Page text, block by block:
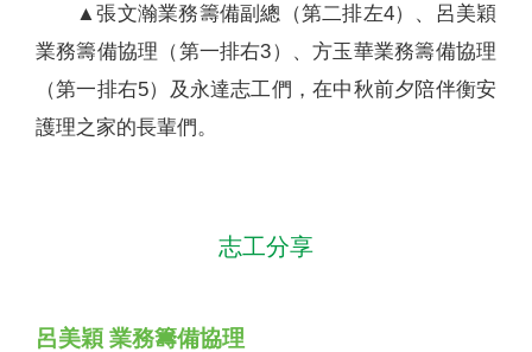
▲張文瀚業務籌備副總（第二排左4）、呂美穎
業務籌備協理（第一排右3）、方玉華業務籌備協理
（第一排右5）及永達志工們，在中秋前夕陪伴衡安
護理之家的長輩們。
志工分享
呂美穎 業務籌備協理